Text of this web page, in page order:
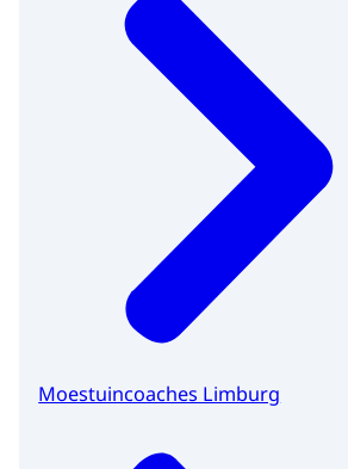
Moestuincoaches Limburg